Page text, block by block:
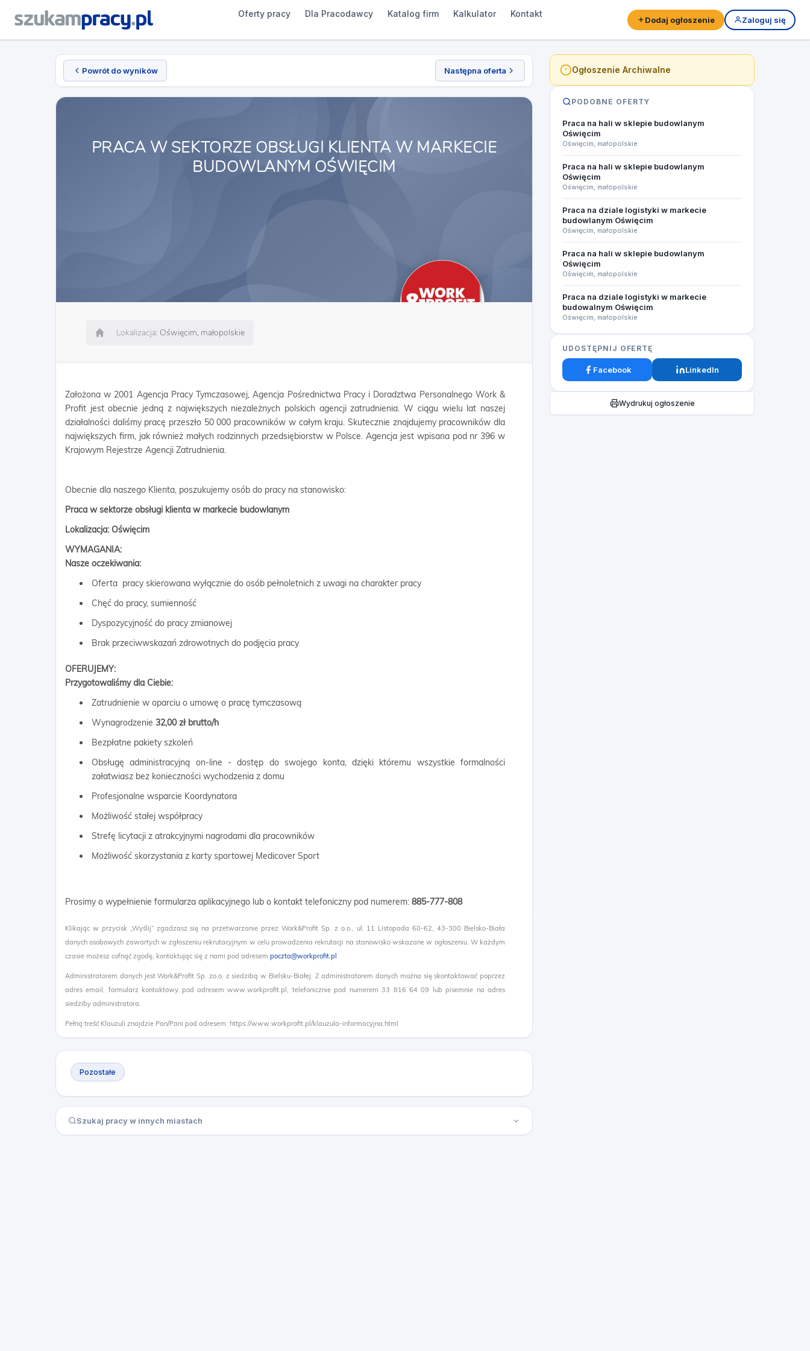
Oferty pracy Dla Pracodawcy Katalog firm Kalkulator Kontakt
Dodaj ogłoszenie Zaloguj się
Powrót do wyników Następna oferta
PRACA W SEKTORZE OBSŁUGI KLIENTA W MARKECIE
BUDOWLANYM OŚWIĘCIM
Lokalizacja: Oświęcim, małopolskie
Założona w 2001 Agencja Pracy Tymczasowej, Agencja Pośrednictwa Pracy i Doradztwa Personalnego Work &
Profit jest obecnie jedną z największych niezależnych polskich agencji zatrudnienia. W ciągu wielu lat naszej
działalności daliśmy pracę przeszło 50 000 pracowników w całym kraju. Skutecznie znajdujemy pracowników dla
największych firm, jak również małych rodzinnych przedsiębiorstw w Polsce. Agencja jest wpisana pod nr 396 w
Krajowym Rejestrze Agencji Zatrudnienia.
Obecnie dla naszego Klienta, poszukujemy osób do pracy na stanowisko:
Praca w sektorze obsługi klienta w markecie budowlanym
Lokalizacja: Oświęcim
WYMAGANIA:
Nasze oczekiwania:
Oferta pracy skierowana wyłącznie do osób pełnoletnich z uwagi na charakter pracy
Chęć do pracy, sumienność
Dyspozycyjność do pracy zmianowej
Brak przeciwwskazań zdrowotnych do podjęcia pracy
OFERUJEMY:
Przygotowaliśmy dla Ciebie:
Zatrudnienie w oparciu o umowę o pracę tymczasową
Wynagrodzenie 32,00 zł brutto/h
Bezpłatne pakiety szkoleń
Obsługę administracyjną on-line - dostęp do swojego konta, dzięki któremu wszystkie formalności
załatwiasz bez konieczności wychodzenia z domu
Profesjonalne wsparcie Koordynatora
Możliwość stałej współpracy
Strefę licytacji z atrakcyjnymi nagrodami dla pracowników
Możliwość skorzystania z karty sportowej Medicover Sport
Prosimy o wypełnienie formularza aplikacyjnego lub o kontakt telefoniczny pod numerem: 885-777-808
Klikając w przycisk „Wyślij” zgadzasz się na przetwarzanie przez Work&Profit Sp. z o.o., ul. 11 Listopada 60-62, 43-300 Bielsko-Biała
danych osobowych zawartych w zgłoszeniu rekrutacyjnym w celu prowadzenia rekrutacji na stanowisko wskazane w ogłoszeniu. W każdym
czasie możesz cofnąć zgodę, kontaktując się z nami pod adresem poczta@workprofit.pl
Administratorem danych jest Work&Profit Sp. zo.o. z siedzibą w Bielsku-Białej. Z administratorem danych można się skontaktować poprzez
adres email, formularz kontaktowy pod adresem www.workprofit.pl, telefonicznie pod numerem 33 816 64 09 lub pisemnie na adres
siedziby administratora.
Pełną treść Klauzuli znajdzie Pan/Pani pod adresem: https://www.workprofit.pl/klauzula-informacyjna.html
Pozostałe
Szukaj pracy w innych miastach
Ogłoszenie Archiwalne
PODOBNE OFERTY
Praca na hali w sklepie budowlanym
Oświęcim
Oświęcim, małopolskie
Praca na hali w sklepie budowlanym
Oświęcim
Oświęcim, małopolskie
Praca na dziale logistyki w markecie
budowlanym Oświęcim
Oświęcim, małopolskie
Praca na hali w sklepie budowlanym
Oświęcim
Oświęcim, małopolskie
Praca na dziale logistyki w markecie
budowalnym Oświęcim
Oświęcim, małopolskie
UDOSTĘPNIJ OFERTĘ
Facebook LinkedIn
Wydrukuj ogłoszenie